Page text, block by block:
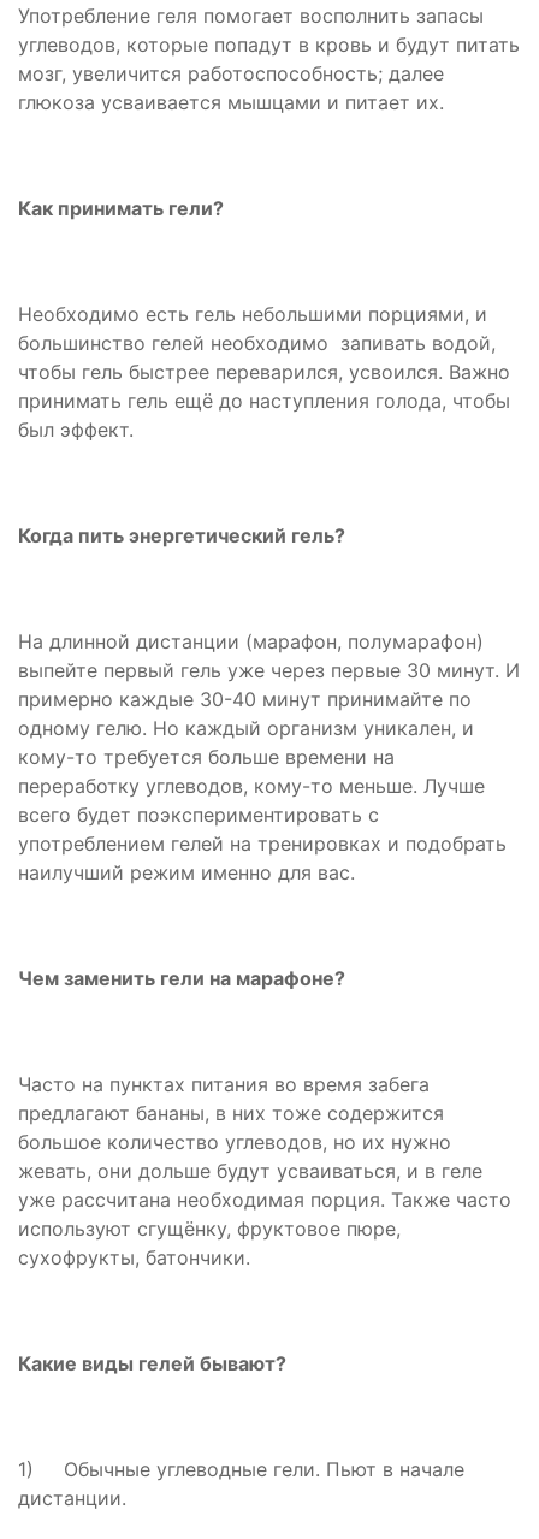
Употребление геля помогает восполнить запасы
углеводов, которые попадут в кровь и будут питать
мозг, увеличится работоспособность; далее
глюкоза усваивается мышцами и питает их.
Как принимать гели?
Необходимо есть гель небольшими порциями, и
большинство гелей необходимо запивать водой,
чтобы гель быстрее переварился, усвоился. Важно
принимать гель ещё до наступления голода, чтобы
был эффект.
Когда пить энергетический гель?
На длинной дистанции (марафон, полумарафон)
выпейте первый гель уже через первые 30 минут. И
примерно каждые 30-40 минут принимайте по
одному гелю. Но каждый организм уникален, и
кому-то требуется больше времени на
переработку углеводов, кому-то меньше. Лучше
всего будет поэкспериментировать с
употреблением гелей на тренировках и подобрать
наилучший режим именно для вас.
Чем заменить гели на марафоне?
Часто на пунктах питания во время забега
предлагают бананы, в них тоже содержится
большое количество углеводов, но их нужно
жевать, они дольше будут усваиваться, и в геле
уже рассчитана необходимая порция. Также часто
используют сгущёнку, фруктовое пюре,
сухофрукты, батончики.
Какие виды гелей бывают?
1) Обычные углеводные гели. Пьют в начале
дистанции.